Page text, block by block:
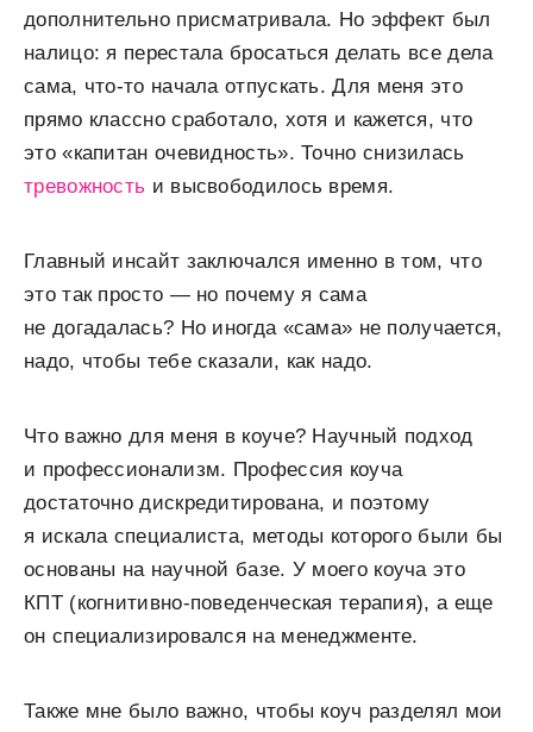
дополнительно присматривала. Но эффект был
налицо: я перестала бросаться делать все дела
сама, что-то начала отпускать. Для меня это
прямо классно сработало, хотя и кажется, что
это «капитан очевидность». Точно снизилась
тревожность и высвободилось время.
Главный инсайт заключался именно в том, что
это так просто — но почему я сама
не догадалась? Но иногда «сама» не получается,
надо, чтобы тебе сказали, как надо.
Что важно для меня в коуче? Научный подход
и профессионализм. Профессия коуча
достаточно дискредитирована, и поэтому
я искала специалиста, методы которого были бы
основаны на научной базе. У моего коуча это
КПТ (когнитивно-поведенческая терапия), а еще
он специализировался на менеджменте.
Также мне было важно, чтобы коуч разделял мои